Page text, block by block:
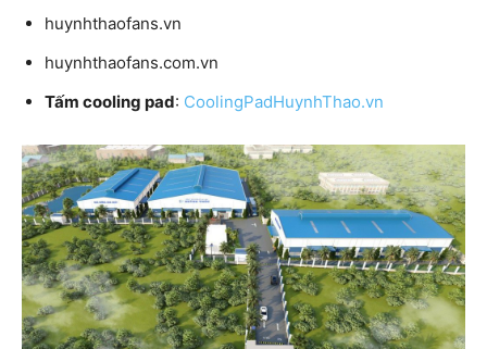
huynhthaofans.vn
huynhthaofans.com.vn
Tấm cooling pad: CoolingPadHuynhThao.vn